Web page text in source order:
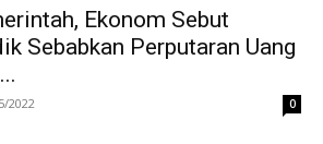
Ekonom Sebut
Sebabkan Perputaran Uang
2022 0